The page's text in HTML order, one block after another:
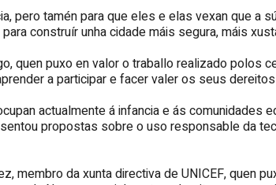
pero tamén para que eles e elas vexan que a
construír unha cidade máis segura, máis
quen puxo en valor o traballo realizado polos
a participar e facer valer os seus
actualmente á infancia e ás comunidades
propostas sobre o uso responsable da
membro da xunta directiva de UNICEF, quen